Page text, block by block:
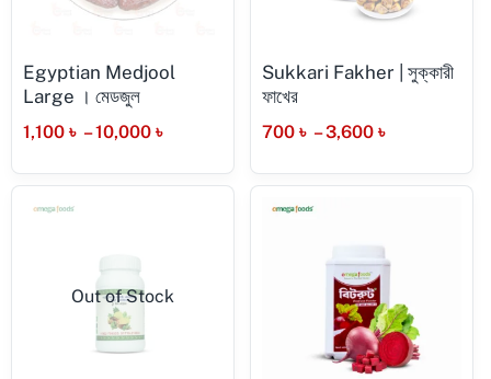
Egyptian Medjool
Large । মেডজুল
1,100 ৳ – 10,000 ৳
Sukkari Fakher | সুক্কারী
ফাখের
700 ৳ – 3,600 ৳
Out of Stock